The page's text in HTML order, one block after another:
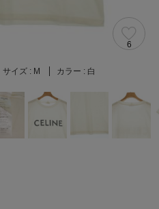
6
サイズ : M カラー : 白